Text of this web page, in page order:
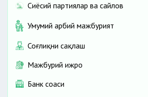
Сиёсий партиялар ва сайлов
Умумий ҳарбий мажбурият
Соғлиқни сақлаш
Мажбурий ижро
Банк соҳаси